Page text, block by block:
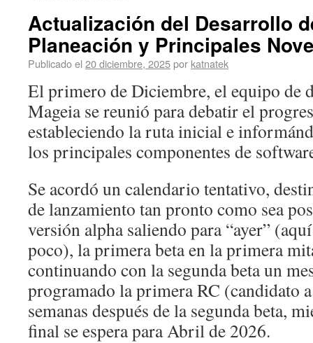
Actualización del Desarrollo
Planeación y Principales
Publicado el 20 diciembre, 2025por katnatek
El primero de Diciembre, el equipo de
Mageia se reunió para debatir el
estableciendo la ruta inicial e
los principales componentes de
Se acordó un calendario tentativo,
de lanzamiento tan pronto como sea
versión alpha saliendo para “ayer”
poco), la primera beta en la primera
continuando con la segunda beta un
programado la primera RC (candidato
semanas después de la segunda beta,
final se espera para Abril de 2026.